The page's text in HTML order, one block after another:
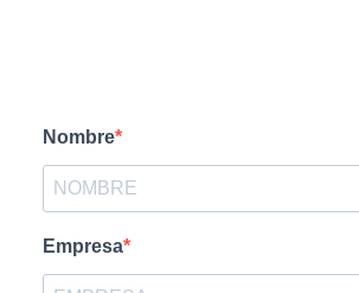
Nombre
Empresa